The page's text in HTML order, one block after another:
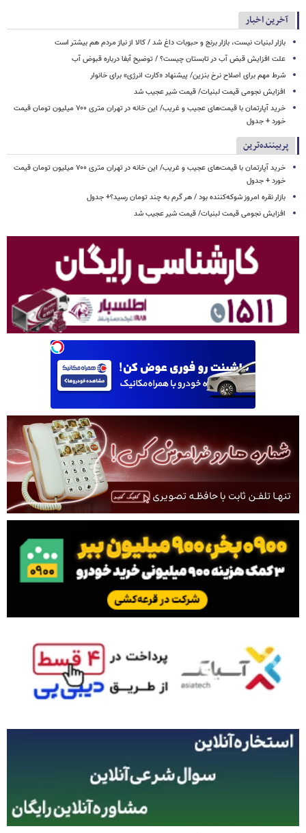
آخرین اخبار
بازار لبنیات نیست، بازار برنج و حبوبات داغ شد / کالا از نیاز مردم هم بیشتر است
علت افزایش قبض آب در تابستان چیست؟ / توضیح آبفا درباره قبوض آب
شرط مهم برای اصلاح نرخ بنزین/ پیشنهاد «کارت انرژی» برای خانوار
افزایش نجومی قیمت لبنیات/ قیمت شیر عجیب شد
خرید آپارتمان با قیمت‌های عجیب و غریب/ این خانه در تهران متری ۷۰۰ میلیون تومان قیمت
خورد + جدول
پربیننده‌ترین
خرید آپارتمان با قیمت‌های عجیب و غریب/ این خانه در تهران متری ۷۰۰ میلیون تومان قیمت
خورد + جدول
بازار نقره امروز شوکه‌کننده بود / هر گرم به چند تومان رسید؟+ جدول
افزایش نجومی قیمت لبنیات/ قیمت شیر عجیب شد